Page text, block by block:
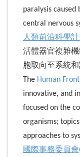
paralysis
central nervous
人類前沿科學
活體器官複雜
胞取向至系統和
The Human
innovative, and
focused on the
organisms;
approaches to
國際事務委員會